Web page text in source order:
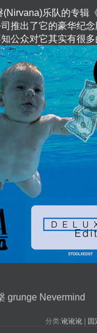
乐队的专辑《
推出了它的豪华纪
公众对它其实有很
grunge Nevermind
分类:讹讹讹| 固